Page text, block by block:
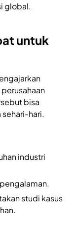
global.
untuk
bisa
hari.
industri
studi kasus